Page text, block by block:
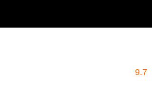
9.7